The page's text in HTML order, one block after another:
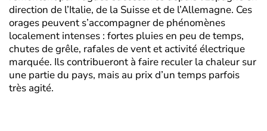
direction de l’Italie, de la Suisse et de l’Allemagne. Ces
orages peuvent s’accompagner de phénomènes
localement intenses : fortes pluies en peu de temps,
chutes de grêle, rafales de vent et activité électrique
marquée. Ils contribueront à faire reculer la chaleur sur
une partie du pays, mais au prix d’un temps parfois
très agité.